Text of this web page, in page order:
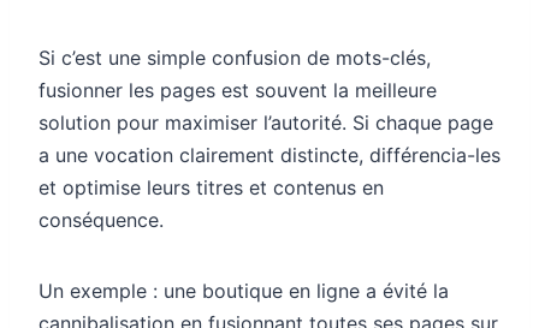
Si c’est une simple confusion de mots-clés,
fusionner les pages est souvent la meilleure
solution pour maximiser l’autorité. Si chaque page
a une vocation clairement distincte, différencia-les
et optimise leurs titres et contenus en
conséquence.
Un exemple : une boutique en ligne a évité la
cannibalisation en fusionnant toutes ses pages sur